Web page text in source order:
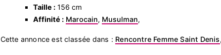
Taille :156 cm
Affinité : Marocain, Musulman,
Cette annonce est classée dans : Rencontre Femme Saint Denis,